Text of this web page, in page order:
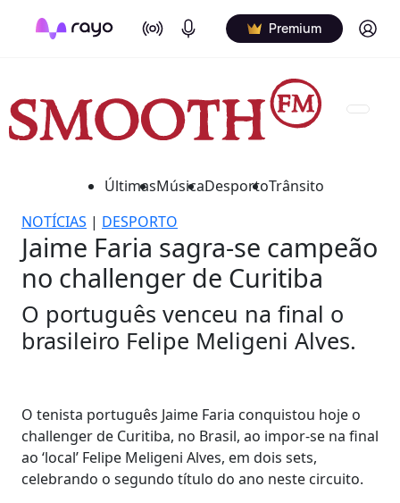
On Air Podcasts Premium Log in
ÚltimasMúsicaDesportoTrânsito
NOTÍCIAS | DESPORTO
Jaime Faria sagra-se campeão
no challenger de Curitiba
O português venceu na final o
brasileiro Felipe Meligeni Alves.
O tenista português Jaime Faria conquistou hoje o
challenger de Curitiba, no Brasil, ao impor-se na final
ao ‘local’ Felipe Meligeni Alves, em dois sets,
celebrando o segundo título do ano neste circuito.